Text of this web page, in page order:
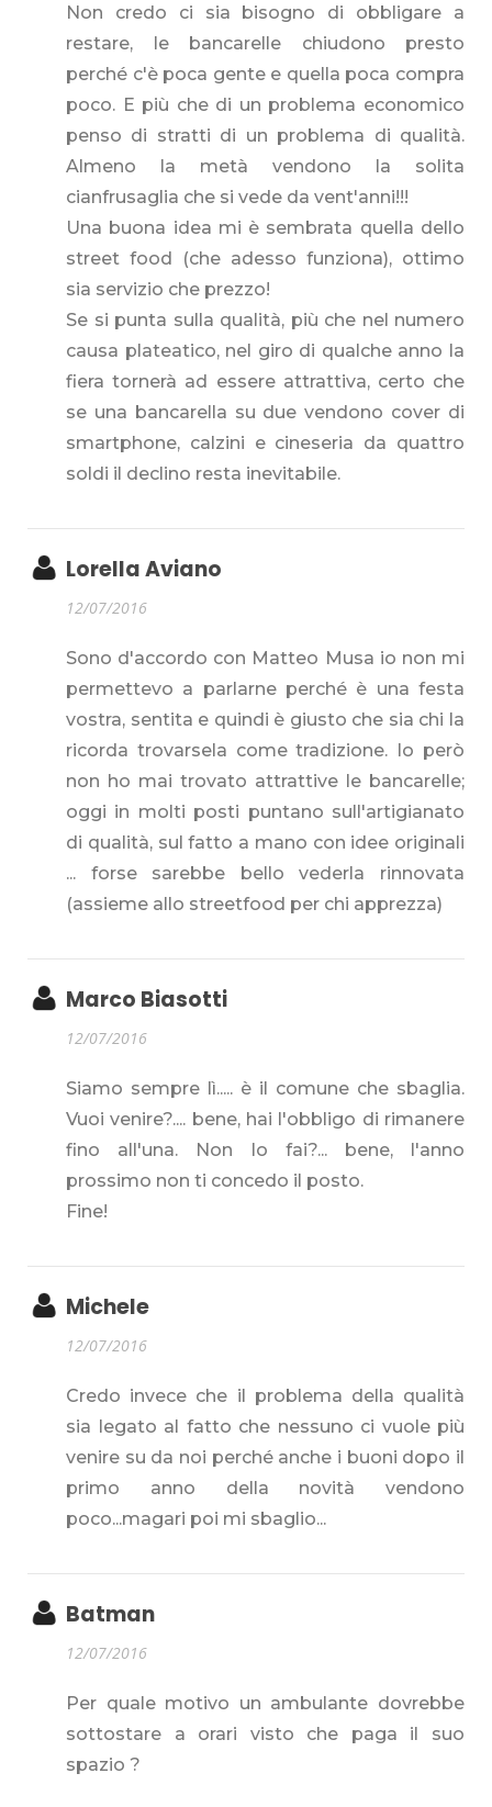
Non credo ci sia bisogno di obbligare a
restare, le bancarelle chiudono presto
perché c'è poca gente e quella poca compra
poco. E più che di un problema economico
penso di stratti di un problema di qualità.
Almeno la metà vendono la solita
cianfrusaglia che si vede da vent'anni!!!
Una buona idea mi è sembrata quella dello
street food (che adesso funziona), ottimo
sia servizio che prezzo!
Se si punta sulla qualità, più che nel numero
causa plateatico, nel giro di qualche anno la
fiera tornerà ad essere attrattiva, certo che
se una bancarella su due vendono cover di
smartphone, calzini e cineseria da quattro
soldi il declino resta inevitabile.
Lorella Aviano
12/07/2016
Sono d'accordo con Matteo Musa io non mi
permettevo a parlarne perché è una festa
vostra, sentita e quindi è giusto che sia chi la
ricorda trovarsela come tradizione. Io però
non ho mai trovato attrattive le bancarelle;
oggi in molti posti puntano sull'artigianato
di qualità, sul fatto a mano con idee originali
... forse sarebbe bello vederla rinnovata
(assieme allo streetfood per chi apprezza)
Marco Biasotti
12/07/2016
Siamo sempre lì..... è il comune che sbaglia.
Vuoi venire?.... bene, hai l'obbligo di rimanere
fino all'una. Non lo fai?... bene, l'anno
prossimo non ti concedo il posto.
Fine!
Michele
12/07/2016
Credo invece che il problema della qualità
sia legato al fatto che nessuno ci vuole più
venire su da noi perché anche i buoni dopo il
primo anno della novità vendono
poco...magari poi mi sbaglio...
Batman
12/07/2016
Per quale motivo un ambulante dovrebbe
sottostare a orari visto che paga il suo
spazio ?